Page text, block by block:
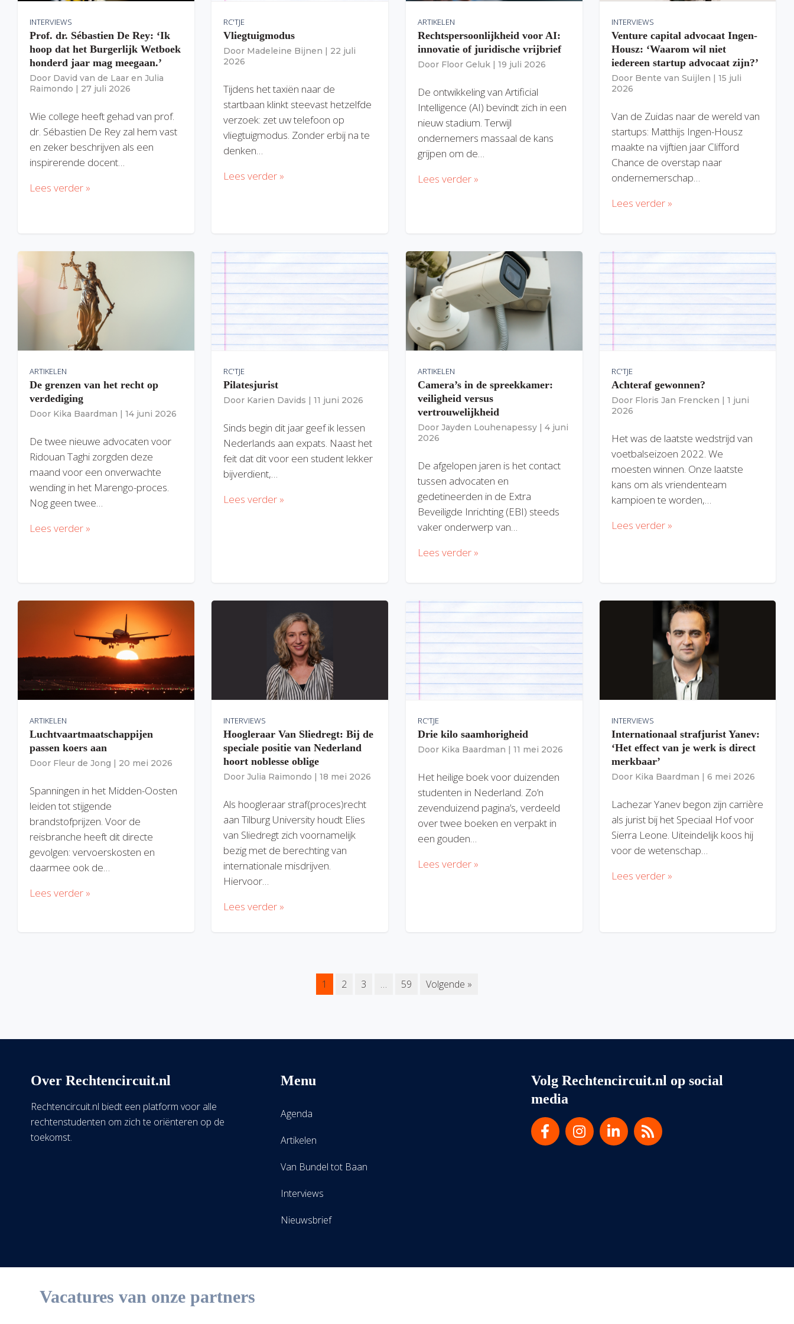
INTERVIEWS
Prof. dr. Sébastien De Rey: ‘Ik
hoop dat het Burgerlijk Wetboek
honderd jaar mag meegaan.’
Door David van de Laar en Julia
Raimondo | 27 juli 2026
Wie college heeft gehad van prof.
dr. Sébastien De Rey zal hem vast
en zeker beschrijven als een
inspirerende docent…
Lees verder »
RC'TJE
Vliegtuigmodus
Door Madeleine Bijnen | 22 juli
2026
Tijdens het taxiën naar de
startbaan klinkt steevast hetzelfde
verzoek: zet uw telefoon op
vliegtuigmodus. Zonder erbij na te
denken…
Lees verder »
ARTIKELEN
Rechtspersoonlijkheid voor AI:
innovatie of juridische vrijbrief
Door Floor Geluk | 19 juli 2026
De ontwikkeling van Artificial
Intelligence (AI) bevindt zich in een
nieuw stadium. Terwijl
ondernemers massaal de kans
grijpen om de…
Lees verder »
INTERVIEWS
Venture capital advocaat Ingen-
Housz: ‘Waarom wil niet
iedereen startup advocaat zijn?’
Door Bente van Suijlen | 15 juli
2026
Van de Zuidas naar de wereld van
startups: Matthijs Ingen-Housz
maakte na vijftien jaar Clifford
Chance de overstap naar
ondernemerschap…
Lees verder »
ARTIKELEN
De grenzen van het recht op
verdediging
Door Kika Baardman | 14 juni 2026
De twee nieuwe advocaten voor
Ridouan Taghi zorgden deze
maand voor een onverwachte
wending in het Marengo-proces.
Nog geen twee…
Lees verder »
RC'TJE
Pilatesjurist
Door Karien Davids | 11 juni 2026
Sinds begin dit jaar geef ik lessen
Nederlands aan expats. Naast het
feit dat dit voor een student lekker
bijverdient,…
Lees verder »
ARTIKELEN
Camera’s in de spreekkamer:
veiligheid versus
vertrouwelijkheid
Door Jayden Louhenapessy | 4 juni
2026
De afgelopen jaren is het contact
tussen advocaten en
gedetineerden in de Extra
Beveiligde Inrichting (EBI) steeds
vaker onderwerp van…
Lees verder »
RC'TJE
Achteraf gewonnen?
Door Floris Jan Frencken | 1 juni
2026
Het was de laatste wedstrijd van
voetbalseizoen 2022. We
moesten winnen. Onze laatste
kans om als vriendenteam
kampioen te worden,…
Lees verder »
ARTIKELEN
Luchtvaartmaatschappijen
passen koers aan
Door Fleur de Jong | 20 mei 2026
Spanningen in het Midden-Oosten
leiden tot stijgende
brandstofprijzen. Voor de
reisbranche heeft dit directe
gevolgen: vervoerskosten en
daarmee ook de…
Lees verder »
INTERVIEWS
Hoogleraar Van Sliedregt: Bij de
speciale positie van Nederland
hoort noblesse oblige
Door Julia Raimondo | 18 mei 2026
Als hoogleraar straf(proces)recht
aan Tilburg University houdt Elies
van Sliedregt zich voornamelijk
bezig met de berechting van
internationale misdrijven.
Hiervoor…
Lees verder »
RC'TJE
Drie kilo saamhorigheid
Door Kika Baardman | 11 mei 2026
Het heilige boek voor duizenden
studenten in Nederland. Zo’n
zevenduizend pagina’s, verdeeld
over twee boeken en verpakt in
een gouden…
Lees verder »
INTERVIEWS
Internationaal strafjurist Yanev:
‘Het effect van je werk is direct
merkbaar’
Door Kika Baardman | 6 mei 2026
Lachezar Yanev begon zijn carrière
als jurist bij het Speciaal Hof voor
Sierra Leone. Uiteindelijk koos hij
voor de wetenschap…
Lees verder »
1 2 3 … 59 Volgende »
Over Rechtencircuit.nl
Rechtencircuit.nl biedt een platform voor alle
rechtenstudenten om zich te oriënteren op de
toekomst.
Menu
Agenda
Artikelen
Van Bundel tot Baan
Interviews
Nieuwsbrief
Volg Rechtencircuit.nl op social
media
Vacatures van onze partners